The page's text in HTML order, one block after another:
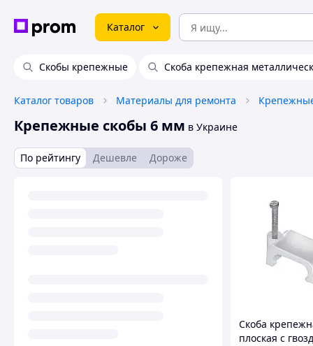
Каталог
Скобы крепежные Скоба крепежная
Каталог товаров Материалы для ремонта
Крепежные скобы 6 мм в Украине
По рейтингу Дешевле Дороже
Скоба
плоская с